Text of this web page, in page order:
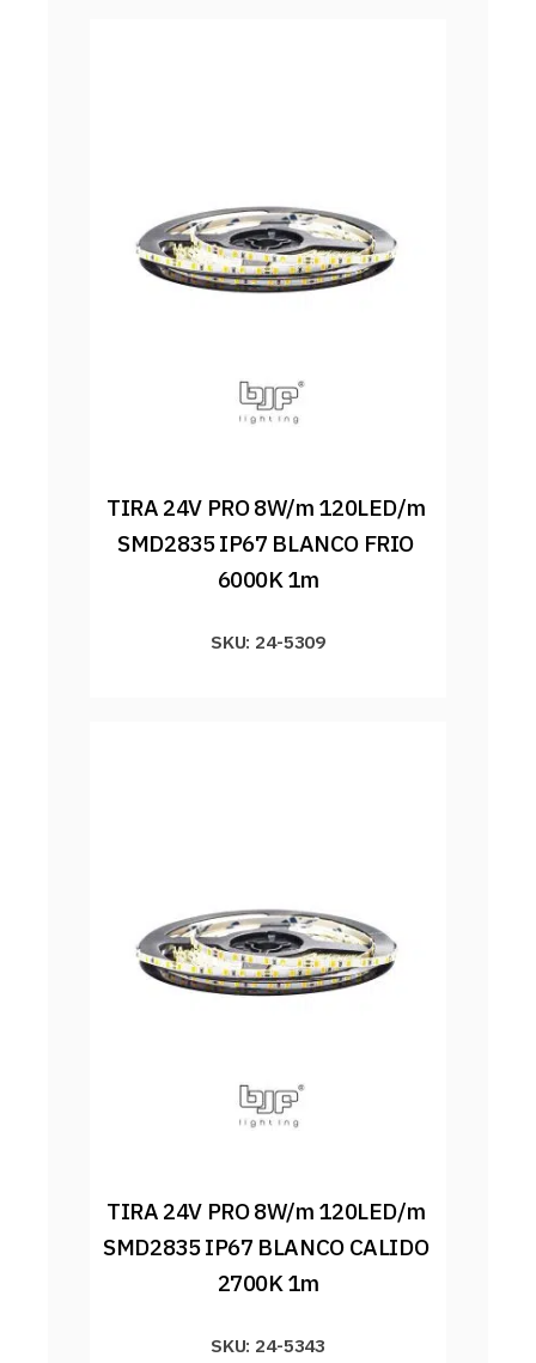
TIRA 24V PRO 8W/m 120LED/m
SMD2835 IP67 BLANCO FRIO
6000K 1m
SKU: 24-5309
TIRA 24V PRO 8W/m 120LED/m
SMD2835 IP67 BLANCO CALIDO
2700K 1m
SKU: 24-5343